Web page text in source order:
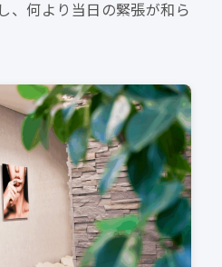
、何より当日の緊張が和ら